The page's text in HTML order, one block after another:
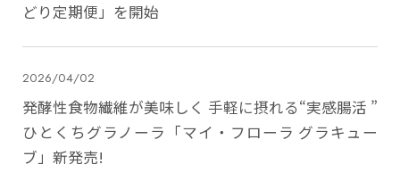
どり定期便」を開始
2026/04/02
発酵性食物繊維が美味しく 手軽に摂れる“実感腸活 ”
ひとくちグラノーラ「マイ・フローラ グラキュー
ブ」新発売!